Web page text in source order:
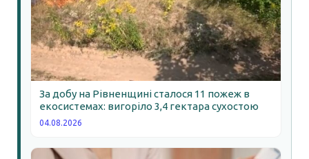
За добу на Рівненщині сталося 11 пожеж в
екосистемах: вигоріло 3,4 гектара сухостою
04.08.2026